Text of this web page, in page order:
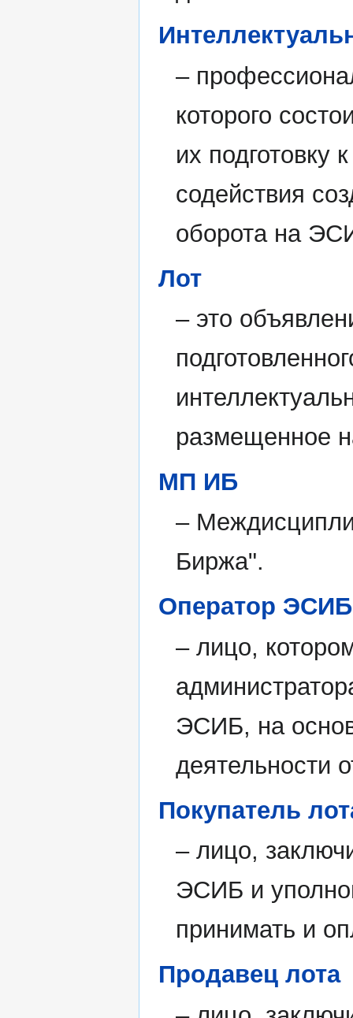
–
которого
их
содействия
оборота на
Лот
– это
размещенное
МП ИБ
–
Биржа".
Оператор ЭСИБ
– лицо,
ЭСИБ, на
деятельности
Покупатель
– лицо,
ЭСИБ и
принимать и
Продавец лота